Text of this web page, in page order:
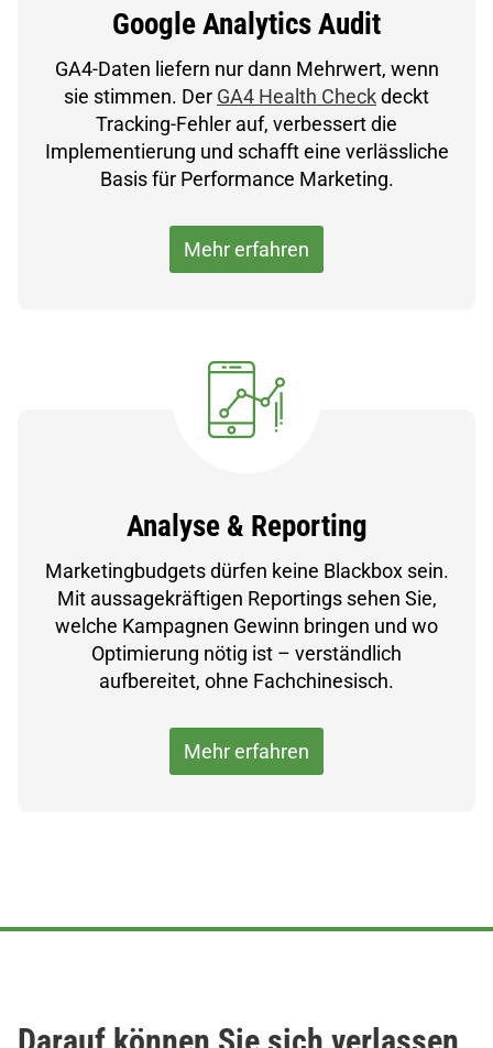
Google Analytics Audit
GA4-Daten liefern nur dann Mehrwert, wenn
sie stimmen. Der GA4 Health Checkdeckt
Tracking-Fehler auf, verbessert die
Implementierung und schafft eine verlässliche
Basis für Performance Marketing.
Mehr erfahren
Analyse& Reporting
Marketingbudgets dürfen keine Blackbox sein.
Mit aussagekräftigen Reportings sehen Sie,
welche Kampagnen Gewinn bringen und wo
Optimierung nötig ist – verständlich
aufbereitet, ohne Fachchinesisch.
Mehr erfahren